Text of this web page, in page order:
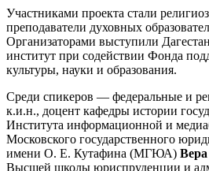
Участниками проекта стали
преподаватели духовных
Организаторами выступили
институт при содействии Фонда
культуры, науки и образования.
Среди спикеров — федеральные и
к.и.н., доцент кафедры истории
Института информационной и
Московского государственного
имени О. Е. Кутафина (МГЮА)
Высшей школы юриспруденции и